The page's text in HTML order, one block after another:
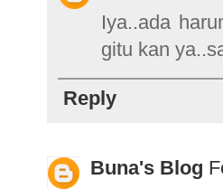
Iya..ada
gitu kan
Reply
Buna's Blog